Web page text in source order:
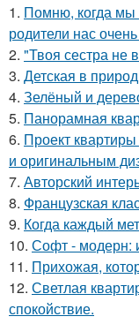
1. Помню, когда мы
родители нас
2. "Твоя сестра не
3. Детская в
4. Зелёный и
5. Панорамная
6. Проект
и оригинальным
7. Авторский
8. Французская
9. Когда каждый
10. Софт - модерн:
11. Прихожая,
12. Светлая
спокойствие.